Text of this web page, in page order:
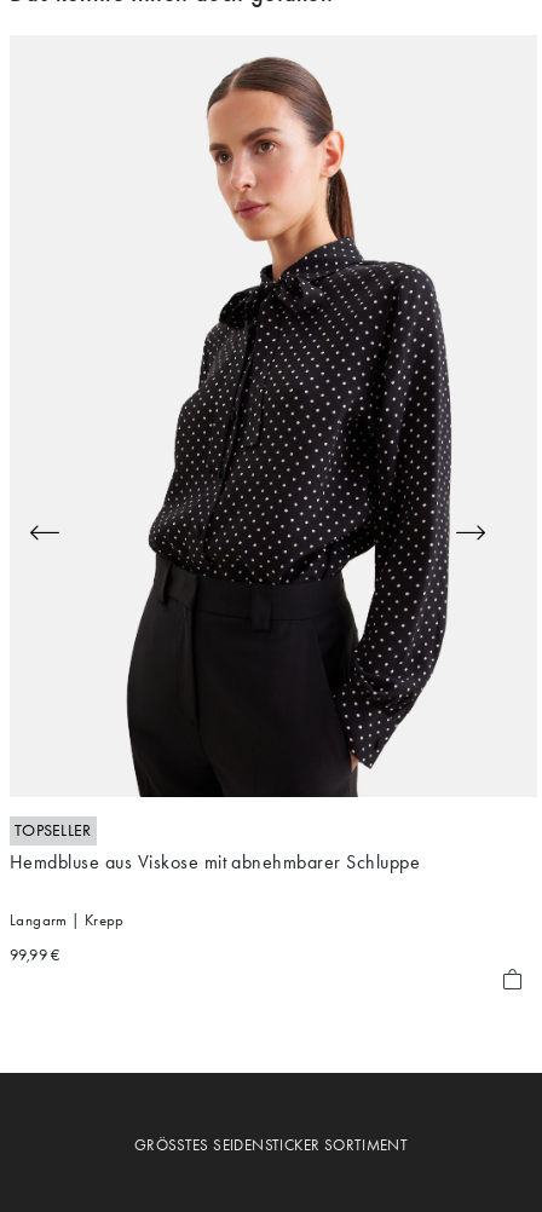
TOPSELLER
Hemdbluse aus Viskose mit abnehmbarer Schluppe
Langarm | Krepp
99,99 €
GRÖSSTES SEIDENSTICKER SORTIMENT